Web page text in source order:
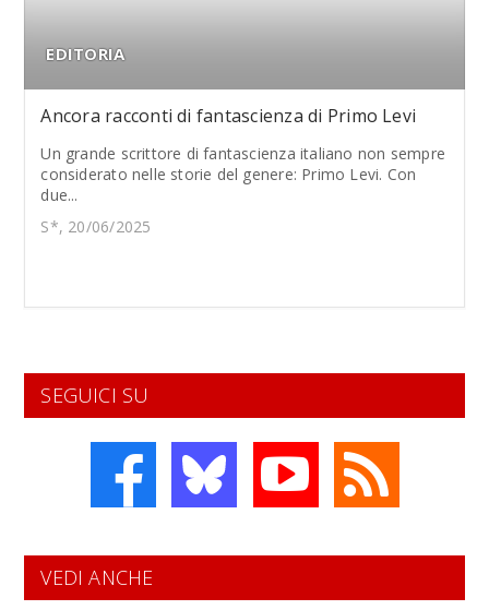
EDITORIA
Ancora racconti di fantascienza di Primo Levi
Un grande scrittore di fantascienza italiano non sempre
considerato nelle storie del genere: Primo Levi. Con
due...
S*, 20/06/2025
SEGUICI SU
VEDI ANCHE